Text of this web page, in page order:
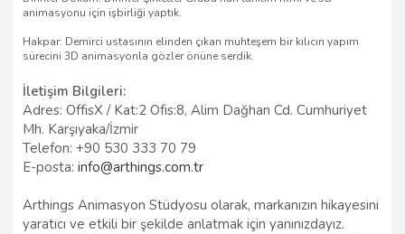
animasyonu için işbirliği yaptık.
Hakpar: Demirci ustasının elinden çıkan muhteşem bir kılıcın yapım
sürecini 3D animasyonla gözler önüne serdik.
İletişim Bilgileri:
Adres: OffisX / Kat:2 Ofis:8, Alim Dağhan Cd. Cumhuriyet
Mh. Karşıyaka/İzmir
Telefon: +90 530 333 70 79
E-posta: info@arthings.com.tr
Arthings Animasyon Stüdyosu olarak, markanızın hikayesini
yaratıcı ve etkili bir şekilde anlatmak için yanınızdayız.